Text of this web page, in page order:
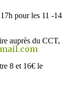
pour les 11 -14
auprès du CCT,
8 et 16€ le